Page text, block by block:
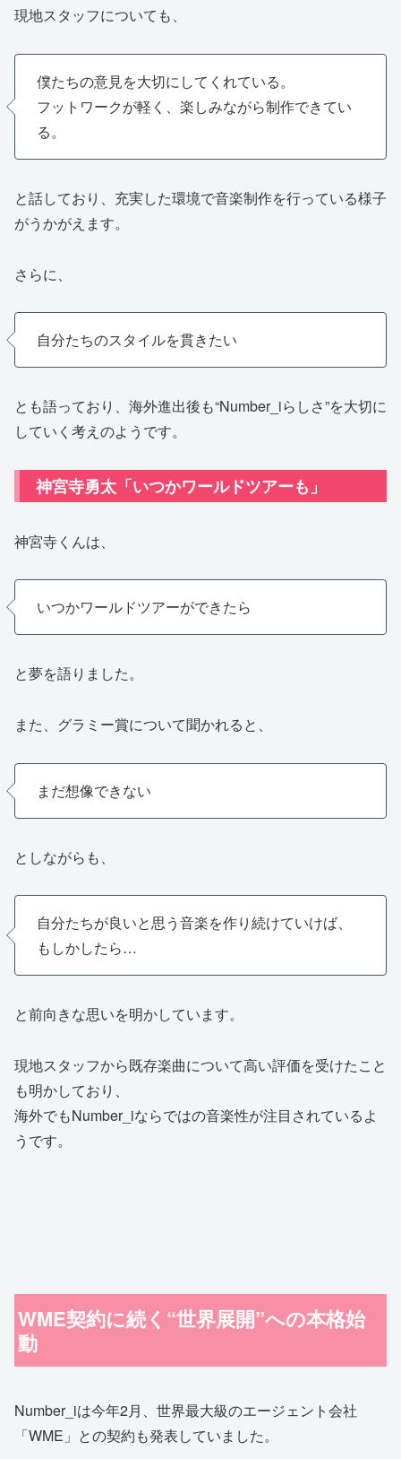
現地スタッフについても、
僕たちの意見を大切にしてくれている。
フットワークが軽く、楽しみながら制作できてい
る。
と話しており、充実した環境で音楽制作を行っている様子
がうかがえます。
さらに、
自分たちのスタイルを貫きたい
とも語っており、海外進出後も“Number_iらしさ”を大切に
していく考えのようです。
神宮寺勇太「いつかワールドツアーも」
神宮寺くんは、
いつかワールドツアーができたら
と夢を語りました。
また、グラミー賞について聞かれると、
まだ想像できない
としながらも、
自分たちが良いと思う音楽を作り続けていけば、
もしかしたら…
と前向きな思いを明かしています。
現地スタッフから既存楽曲について高い評価を受けたこと
も明かしており、
海外でもNumber_iならではの音楽性が注目されているよ
うです。
WME契約に続く“世界展開”への本格始
動
Number_iは今年2月、世界最大級のエージェント会社
「WME」との契約も発表していました。